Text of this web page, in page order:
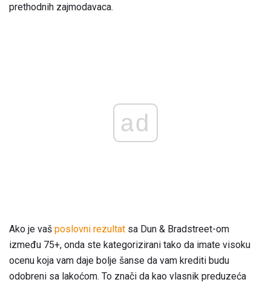
prethodnih zajmodavaca.
ad
Ako je vaš poslovni rezultat sa Dun & Bradstreet-om
između 75+, onda ste kategorizirani tako da imate visoku
ocenu koja vam daje bolje šanse da vam krediti budu
odobreni sa lakoćom. To znači da kao vlasnik preduzeća